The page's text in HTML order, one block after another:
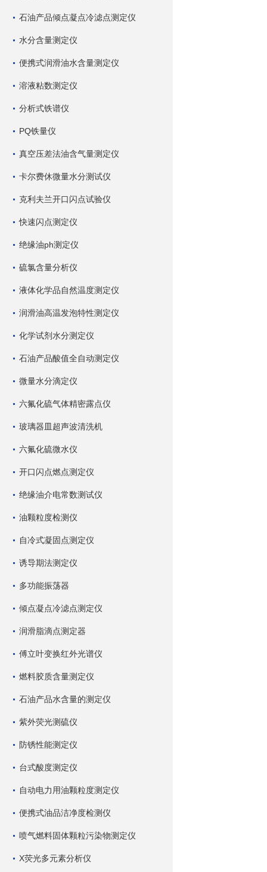
石油产品倾点凝点冷滤点测定仪
水分含量测定仪
便携式润滑油水含量测定仪
溶液粘数测定仪
分析式铁谱仪
PQ铁量仪
真空压差法油含气量测定仪
卡尔费休微量水分测试仪
克利夫兰开口闪点试验仪
快速闪点测定仪
绝缘油ph测定仪
硫氯含量分析仪
液体化学品自然温度测定仪
润滑油高温发泡特性测定仪
化学试剂水分测定仪
石油产品酸值全自动测定仪
微量水分滴定仪
六氟化硫气体精密露点仪
玻璃器皿超声波清洗机
六氟化硫微水仪
开口闪点燃点测定仪
绝缘油介电常数测试仪
油颗粒度检测仪
自冷式凝固点测定仪
诱导期法测定仪
多功能振荡器
倾点凝点冷滤点测定仪
润滑脂滴点测定器
傅立叶变换红外光谱仪
燃料胶质含量测定仪
石油产品水含量的测定仪
紫外荧光测硫仪
防锈性能测定仪
台式酸度测定仪
自动电力用油颗粒度测定仪
便携式油品洁净度检测仪
喷气燃料固体颗粒污染物测定仪
X荧光多元素分析仪